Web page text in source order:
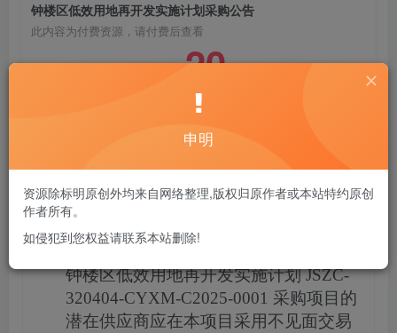
钟楼区低效用地再开发实施计划采购公告
此内容为付费资源，请付费后查看
20
立即购买
您当前未登录！建议登陆后购买，可保存购买订单
项目概况
钟楼区低效用地再开发实施计划 JSZC-
320404-CYXM-C2025-0001 采购项目的
潜在供应商应在本项目采用不见面交易
申明
资源除标明原创外均来自网络整理,版权归原作者或本站特约原创
作者所有。
如侵犯到您权益请联系本站删除!